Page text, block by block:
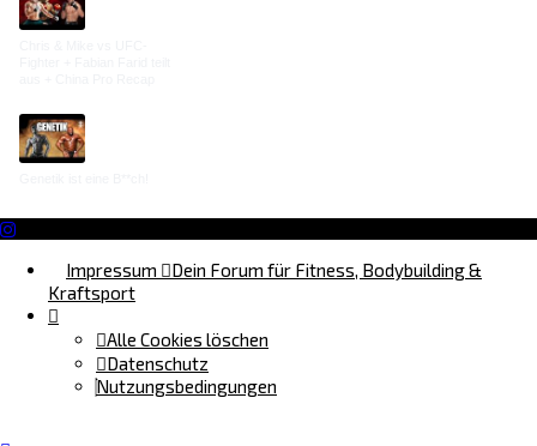
Impressum
Dein Forum für Fitness, Bodybuilding &
Kraftsport
Alle Cookies löschen
Datenschutz
Nutzungsbedingungen